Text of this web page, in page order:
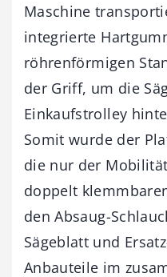
Maschine
integrierte
röhrenförmigen
der Griff, um die
Einkaufstrolley
Somit wurde der
die nur der
doppelt
den Absaug-
Sägeblatt und
Anbauteile im